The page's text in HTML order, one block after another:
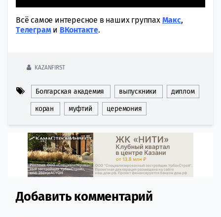
Всё самое интересное в наших группах Макс,
Tелеграми ВКонтакте.
KAZANFIRST
Болгарская академия выпускники диплом
коран муфтий церемония
Comment section
Добавить комментарий